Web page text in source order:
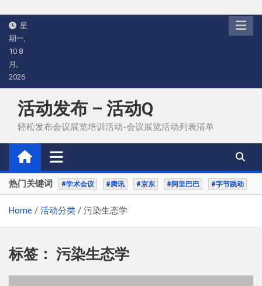
Skip
content
星
期一,
10 8
月,
2026
活动发布 – 活动Q
轻松发布会议展览培训活动-会议展览活动列表清单
热门关键词 #学术会议 #腾讯 #京东 #阿里巴巴 #字节跳动
Home 活动分类 污染生态学
标签： 污染生态学